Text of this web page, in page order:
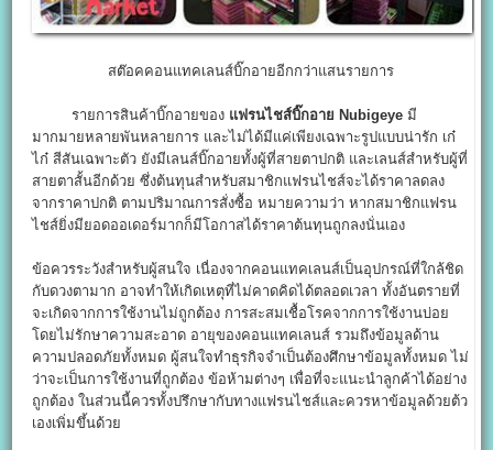
สต๊อคคอนแทคเลนส์บิ๊กอายอีกกว่าแสนรายการ
รายการสินค้าบิ๊กอายของ แฟรนไชส์บิ๊กอาย Nubigeye มี
มากมายหลายพันหลายการ และไม่ได้มีแค่เพียงเฉพาะรูปแบบน่ารัก เก๋
ไก๋ สีสันเฉพาะตัว ยังมีเลนส์บิ๊กอายทั้งผู้ที่สายตาปกติ และเลนส์สำหรับผู้ที่
สายตาสั้นอีกด้วย ซึ่งต้นทุนสำหรับสมาชิกแฟรนไชส์จะได้ราคาลดลง
จากราคาปกติ ตามปริมาณการสั่งซื้อ หมายความว่า หากสมาชิกแฟรน
ไชส์ยิ่งมียอดออเดอร์มากก็มีโอกาสได้ราคาต้นทุนถูกลงนั่นเอง
ข้อควรระวังสำหรับผู้สนใจ เนื่องจากคอนแทคเลนส์เป็นอุปกรณ์ที่ใกล้ชิด
กับดวงตามาก อาจทำให้เกิดเหตุที่ไม่คาดคิดได้ตลอดเวลา ทั้งอันตรายที่
จะเกิดจากการใช้งานไม่ถูกต้อง การสะสมเชื้อโรคจากการใช้งานบ่อย
โดยไม่รักษาความสะอาด อายุของคอนแทคเลนส์ รวมถึงข้อมูลด้าน
ความปลอดภัยทั้งหมด ผู้สนใจทำธุรกิจจำเป็นต้องศึกษาข้อมูลทั้งหมด ไม่
ว่าจะเป็นการใช้งานที่ถูกต้อง ข้อห้ามต่างๆ เพื่อที่จะแนะนำลูกค้าได้อย่าง
ถูกต้อง ในส่วนนี้ควรทั้งปรึกษากับทางแฟรนไชส์และควรหาข้อมูลด้วยต้ว
เองเพิ่มขึ้นด้วย